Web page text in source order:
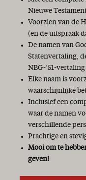
Nieuwe
Voorzien van de
(en de uitspraak
De namen van
Statenvertaling,
NBG-’51-
Elke naam is
waarschijnlijke
Inclusief een
waar de namen
verschillende
Prachtige en
Mooi om te
geven!